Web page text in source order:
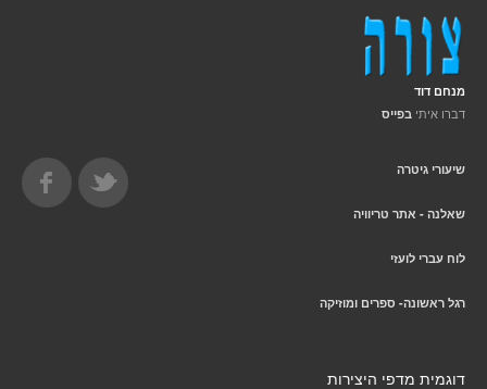
מנחם דוד
דברו איתי בפייס
שיעורי גיטרה
שאלנה - אתר טריוויה
לוח עברי לועזי
רגל ראשונה- ספרים ומוזיקה
דוגמית מדפי היצירות